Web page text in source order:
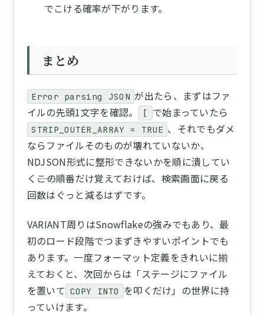
でこける確率が下がります。
まとめ
Error parsing JSON が出たら、まずはファ
イルの先頭1文字を確認。
[ で始まっていたら
STRIP_OUTER_ARRAY = TRUE 、それでもダメ
ならファイルそのものが壊れていないか、
NDJSON形式に整形できないかを順に潰してい
く――この順番だけ覚えておけば、検索画面に戻る
回数はぐっと減るはずです。
VARIANT周りはSnowflakeの強みでもあり、最
初のロード段階でつまずきやすいポイントでも
あります。一度フォーマット定義をきれいに揃
えておくと、次回からは「ステージにファイル
を置いて COPY INTO を叩くだけ」の世界に持
っていけます。